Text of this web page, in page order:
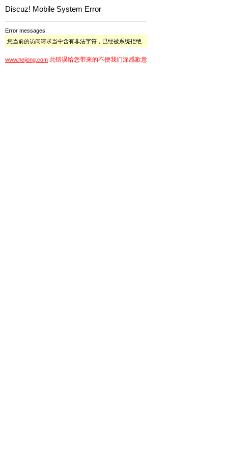
Discuz! Mobile System Error
Error messages:
您当前的访问请求当中含有非法字符，已经被系统拒绝
www.hejiong.com 此错误给您带来的不便我们深感歉意